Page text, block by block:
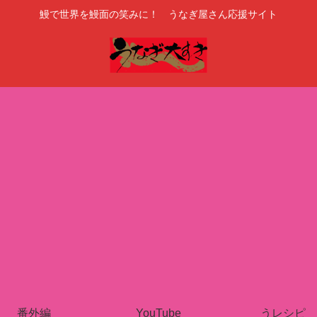
鰻で世界を鰻面の笑みに！ うなぎ屋さん応援サイト
番外編 YouTube うレシピ